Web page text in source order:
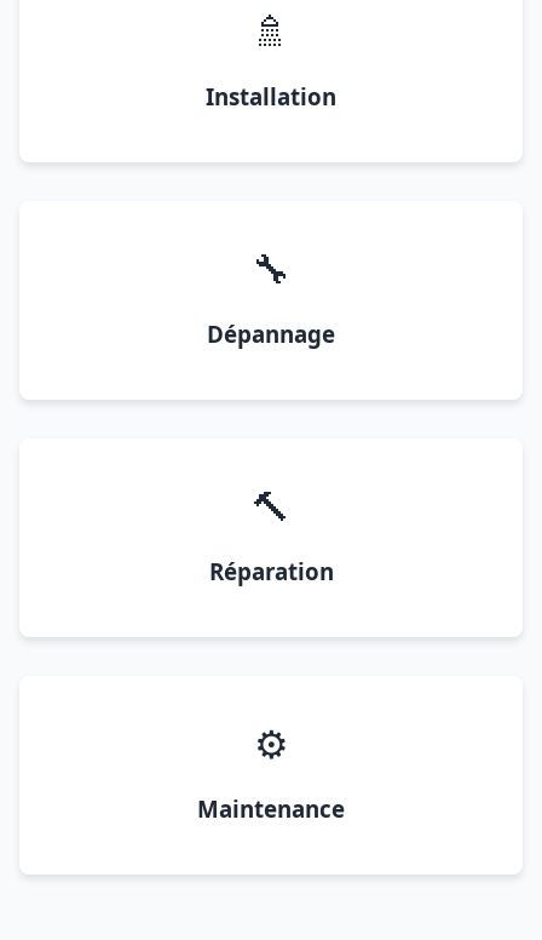
🚿
Installation
🔧
Dépannage
🔨
Réparation
⚙️
Maintenance